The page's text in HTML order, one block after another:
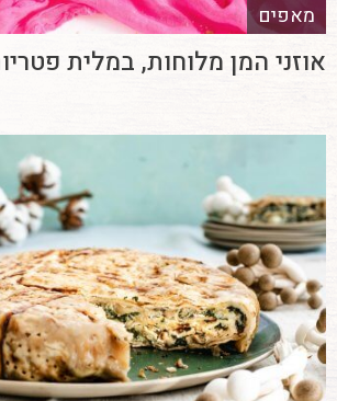
מאפים
אוזני המן מלוחות, במלית